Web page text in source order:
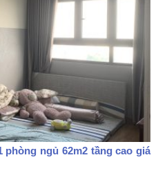
phòng ngủ 62m2 tầng cao giá